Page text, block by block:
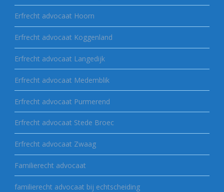
Erfrecht advocaat Hoorn
Erfrecht advocaat Koggenland
Erfrecht advocaat Langedijk
Erfrecht advocaat Medemblik
Erfrecht advocaat Purmerend
Erfrecht advocaat Stede Broec
Erfrecht advocaat Zwaag
Familierecht advocaat
familierecht advocaat bij echtscheiding